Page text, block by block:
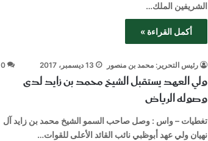
الشريفين الملك…
أكمل القراءة »
رئيس التحرير: محمد بن منصور 13 ديسمبر، 2017 0
ولي العهد يستقبل الشيخ محمد بن زايد لدى
وصوله الرياض
تغطيات – واس : وصل صاحب السمو الشيخ محمد بن زايد آل
نهيان ولي عهد أبوظبي نائب القائد الأعلى للقوات…